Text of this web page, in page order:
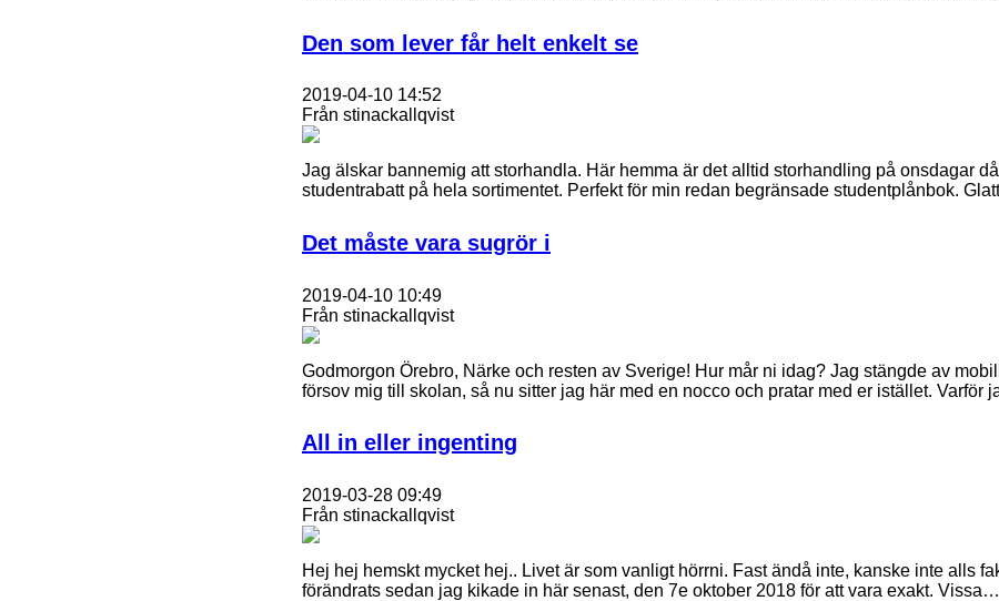
Den som lever får helt enkelt se
2019-04-10 14:52
Från stinackallqvist
Jag älskar bannemig att storhandla. Här hemma är det alltid storhandling på onsdagar
studentrabatt på hela sortimentet. Perfekt för min redan begränsade studentplånbok.
Det måste vara sugrör i
2019-04-10 10:49
Från stinackallqvist
Godmorgon Örebro, Närke och resten av Sverige! Hur mår ni idag? Jag stängde av
försov mig till skolan, så nu sitter jag här med en nocco och pratar med er istället. Varför
All in eller ingenting
2019-03-28 09:49
Från stinackallqvist
Hej hej hemskt mycket hej.. Livet är som vanligt hörrni. Fast ändå inte, kanske inte alls
förändrats sedan jag kikade in här senast, den 7e oktober 2018 för att vara exakt. Vissa…